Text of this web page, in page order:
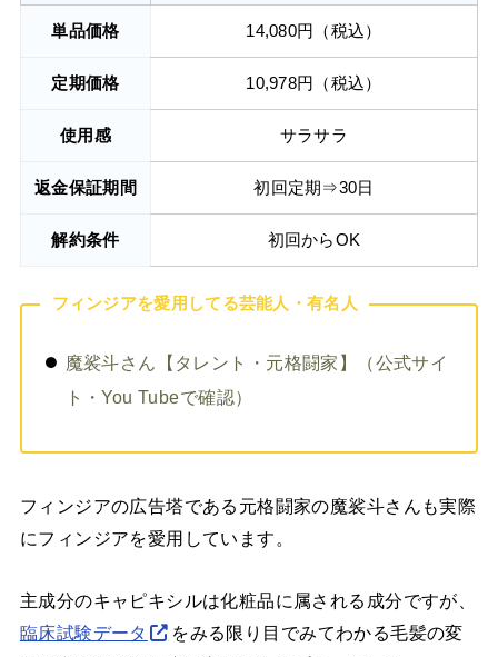
単品価格 14,080円（税込）
定期価格 10,978円（税込）
使用感 サラサラ
返金保証期間 初回定期⇒30日
解約条件 初回からOK
フィンジアを愛用してる芸能人・有名人
魔裟斗さん【タレント・元格闘家】（公式サイ
ト・You Tubeで確認）
フィンジアの広告塔である元格闘家の魔裟斗さんも実際
にフィンジアを愛用しています。
主成分のキャピキシルは化粧品に属される成分ですが、
臨床試験データ
をみる限り目でみてわかる毛髪の変